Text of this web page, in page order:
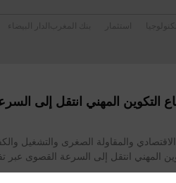
تكنولوجيا استثمار بنك المغرب الدار البيضاء
التكوين المهني انتقل إلى
الاقتصادي والمقاولة الصغرى والتشغيل
المهني انتقل إلى السرعة القصوى عبر